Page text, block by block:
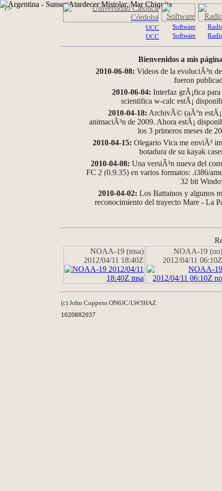
?>
UCC
UCC
Software
Software
Bienvenidos a mis
2010-06-08: Videos de la evoluciÃ³n
fueron
2010-06-04: Interfaz grÃ¡fica
scientifica w-calc estÃ¡
2010-04-18: ArchivÃ© (aÃºn
animaciÃ³n de 2009. Ahora estÃ¡
los 3 primeros meses de
2010-04-15: Olegario Vica me enviÃ³
botadura de su kayak
2010-04-08: Una versiÃ³n nueva del
FC 2 (0.9.35) en varios formatos: .i386/
32 bit
2010-04-02: Los Battainos y algunos
reconocimiento del trayecto Mare - La
NOAA-19 (msa)
2012/04/11 18:40Z
NOAA-19 (no)
2012/04/11 06:10Z
(c) John Coppens ON6JC/LW3HAZ
1020882037